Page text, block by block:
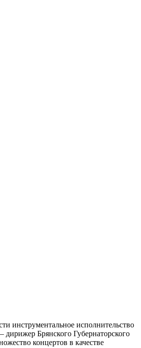
исполнительство
Брянского Губернаторского
концертов в качестве